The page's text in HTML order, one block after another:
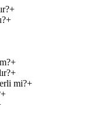
+
+
+
+
mi?+
+